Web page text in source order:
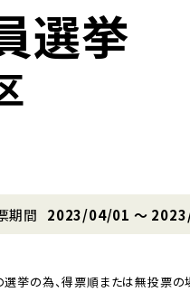
選挙
期間 2023/04/01 〜
挙の為、得票順または無投票の